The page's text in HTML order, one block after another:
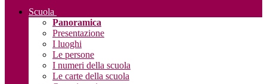
Scuola
Panoramica
Presentazione
I luoghi
Le persone
I numeri della scuola
Le carte della scuola